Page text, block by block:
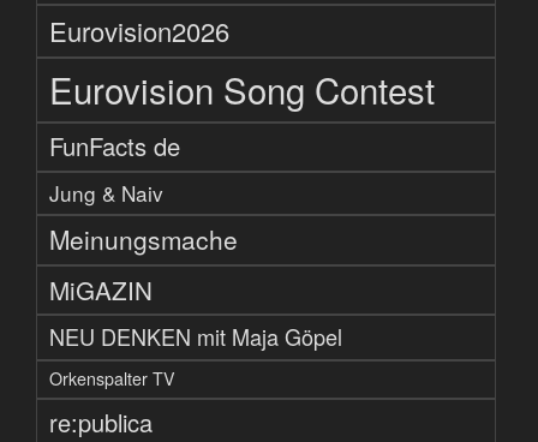
Eurovision2026
Eurovision Song Contest
FunFacts de
Jung & Naiv
Meinungsmache
MiGAZIN
NEU DENKEN mit Maja Göpel
Orkenspalter TV
re:publica